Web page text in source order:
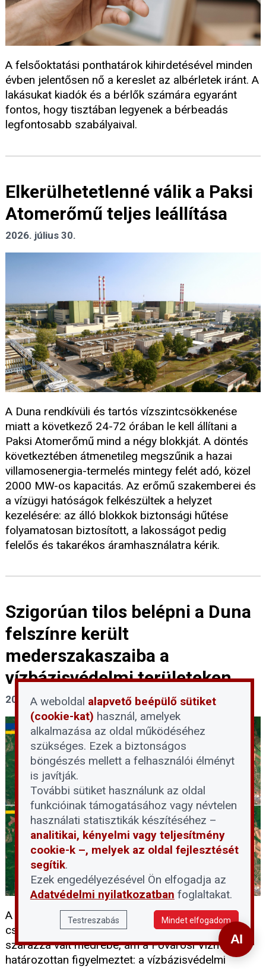
A felsőoktatási ponthatárok kihirdetésével minden
évben jelentősen nő a kereslet az albérletek iránt. A
lakásukat kiadók és a bérlők számára egyaránt
fontos, hogy tisztában legyenek a bérbeadás
legfontosabb szabályaival.
Elkerülhetetlenné válik a Paksi
Atomerőmű teljes leállítása
2026. július 30.
A Duna rendkívüli és tartós vízszintcsökkenése
miatt a következő 24-72 órában le kell állítani a
Paksi Atomerőmű mind a négy blokkját. A döntés
következtében átmenetileg megszűnik a hazai
villamosenergia-termelés mintegy felét adó, közel
2000 MW-os kapacitás. Az erőmű szakemberei és
a vízügyi hatóságok felkészültek a helyzet
kezelésére: az álló blokkok biztonsági hűtése
folyamatosan biztosított, a lakosságot pedig
felelős és takarékos áramhasználatra kérik.
Szigorúan tilos belépni a Duna
felszínre került
mederszakaszaiba a
vízbázisvédelmi területeken
2026. július 30.
A rekordalacsony dunai vízállás idején sokan
csábítónak találják, hogy besétáljanak a folyó
szárazzá vált medrébe, ám a Fővárosi Vízművek
határozottan figyelmeztet: a vízbázisvédelmi
A weboldal alapvető beépülő sütiket
(cookie-kat) használ, amelyek
alkalmazása az oldal működéséhez
szükséges. Ezek a biztonságos
böngészés mellett a felhasználói élményt
is javítják.
További sütiket használunk az oldal
funkcióinak támogatásához vagy névtelen
használati statisztikák készítéséhez –
analitikai, kényelmi vagy teljesítmény
cookie-k –, melyek az oldal fejlesztését
segítik.
Ezek engedélyezésével Ön elfogadja az
Adatvédelmi nyilatkozatban foglaltakat.
Testreszabás Mindet elfogadom